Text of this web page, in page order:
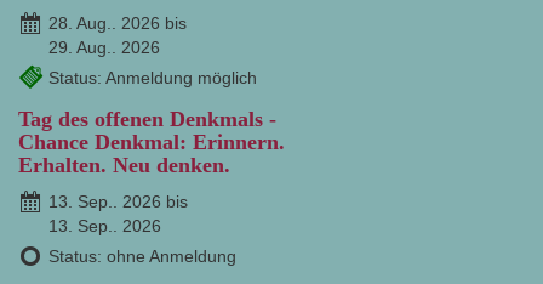
28. Aug.. 2026 bis
29. Aug.. 2026
Status: Anmeldung möglich
Tag des offenen Denkmals -
Chance Denkmal: Erinnern.
Erhalten. Neu denken.
13. Sep.. 2026 bis
13. Sep.. 2026
Status: ohne Anmeldung